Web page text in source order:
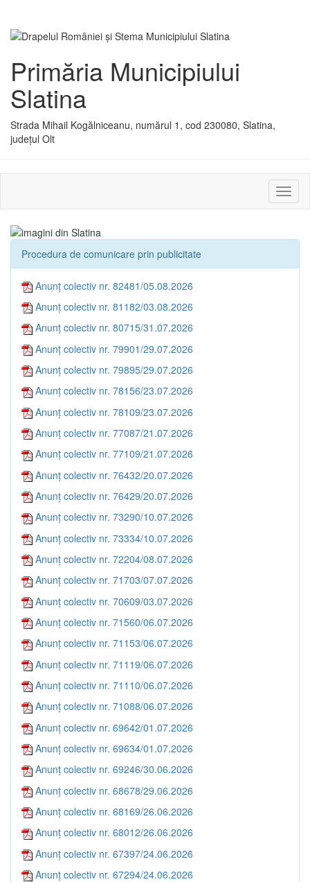
Primăria Municipiului
Slatina
Strada Mihail Kogălniceanu, numărul 1, cod 230080, Slatina,
județul Olt
sau
Procedura de comunicare prin publicitate
Anunț colectiv nr. 82481/05.08.2026
Anunț colectiv nr. 81182/03.08.2026
Anunț colectiv nr. 80715/31.07.2026
Anunț colectiv nr. 79901/29.07.2026
Anunț colectiv nr. 79895/29.07.2026
Anunț colectiv nr. 78156/23.07.2026
Anunț colectiv nr. 78109/23.07.2026
Anunț colectiv nr. 77087/21.07.2026
Anunț colectiv nr. 77109/21.07.2026
Anunț colectiv nr. 76432/20.07.2026
Anunț colectiv nr. 76429/20.07.2026
Anunț colectiv nr. 73290/10.07.2026
Anunț colectiv nr. 73334/10.07.2026
Anunț colectiv nr. 72204/08.07.2026
Anunț colectiv nr. 71703/07.07.2026
Anunț colectiv nr. 70609/03.07.2026
Anunț colectiv nr. 71560/06.07.2026
Anunț colectiv nr. 71153/06.07.2026
Anunț colectiv nr. 71119/06.07.2026
Anunț colectiv nr. 71110/06.07.2026
Anunț colectiv nr. 71088/06.07.2026
Anunț colectiv nr. 69642/01.07.2026
Anunț colectiv nr. 69634/01.07.2026
Anunț colectiv nr. 69246/30.06.2026
Anunț colectiv nr. 68678/29.06.2026
Anunț colectiv nr. 68169/26.06.2026
Anunț colectiv nr. 68012/26.06.2026
Anunț colectiv nr. 67397/24.06.2026
Anunț colectiv nr. 67294/24.06.2026